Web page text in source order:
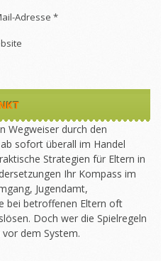
Adresse *
Wegweiser durch den
sofort überall im Handel
Strategien für Eltern in
Ihr Kompass im
Jugendamt,
bei betroffenen Eltern oft
Doch wer die Spielregeln
dem System.